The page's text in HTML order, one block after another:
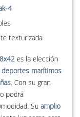
4
texturizada
es la elección
deportes marítimos
. Con su gran
podrá
Su amplio